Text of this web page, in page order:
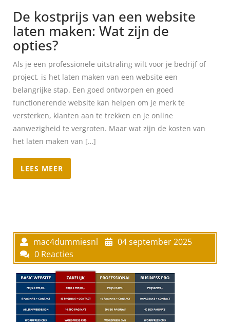
De kostprijs van een website
laten maken: Wat zijn de
opties?
Als je een professionele uitstraling wilt voor je bedrijf of
project, is het laten maken van een website een
belangrijke stap. Een goed ontworpen en goed
functionerende website kan helpen om je merk te
versterken, klanten aan te trekken en je online
aanwezigheid te vergroten. Maar wat zijn de kosten van
het laten maken van […]
LEES MEER
mac4dummiesnl
04 september 2025
0 Reacties